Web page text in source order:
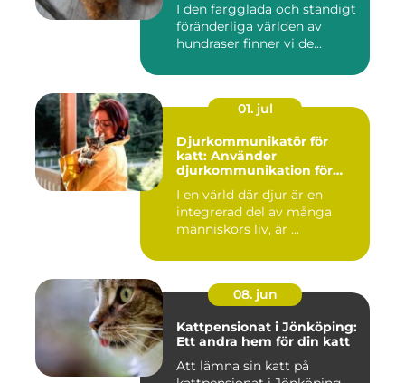
I den färgglada och ständigt
föränderliga världen av
hundraser finner vi de...
01. jul
Djurkommunikatör för
katt: Använder
djurkommunikation för
I en värld där djur är en
integrerad del av många
människors liv, är ...
08. jun
Kattpensionat i Jönköping:
Ett andra hem för din katt
Att lämna sin katt på